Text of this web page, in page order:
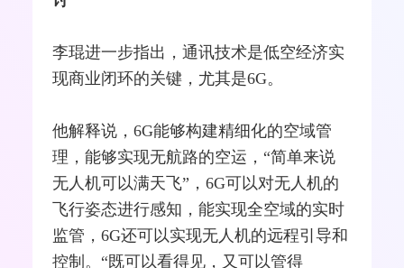
李琨进一步指出，通讯技术是低空经济实
现商业闭环的关键，尤其是6G。
他解释说，6G能够构建精细化的空域管
理，能够实现无航路的空运，“简单来说
无人机可以满天飞”，6G可以对无人机的
飞行姿态进行感知，能实现全空域的实时
监管，6G还可以实现无人机的远程引导和
控制。“既可以看得见，又可以管得